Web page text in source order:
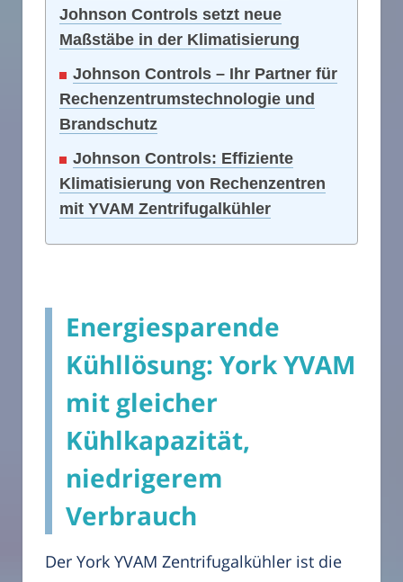
Johnson Controls setzt neue
Maßstäbe in der Klimatisierung
Johnson Controls – Ihr Partner für
Rechenzentrumstechnologie und
Brandschutz
Johnson Controls: Effiziente
Klimatisierung von Rechenzentren
mit YVAM Zentrifugalkühler
Energiesparende
Kühllösung: York YVAM
mit gleicher
Kühlkapazität,
niedrigerem
Verbrauch
Der York YVAM Zentrifugalkühler ist die